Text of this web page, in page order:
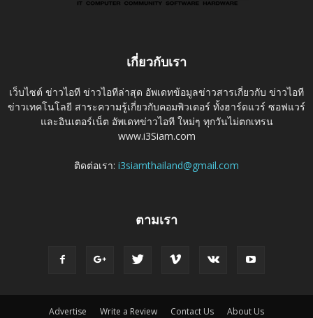
เกี่ยวกับเรา
เว็บไซต์ ข่าวไอที ข่าวไอทีล่าสุด อัพเดทข้อมูลข่าวสารเกี่ยวกับ ข่าวไอที
ข่าวเทคโนโลยี สาระความรู้เกี่ยวกับคอมพิวเตอร์ ทั้งฮาร์ดแวร์ ซอฟแวร์
และอินเตอร์เน็ต อัพเดทข่าวไอที ใหม่ๆ ทุกวันไม่ตกเทรน
www.i3Siam.com
ติดต่อเรา: i3siamthailand@gmail.com
ตามเรา
Advertise Write a Review Contact Us About Us